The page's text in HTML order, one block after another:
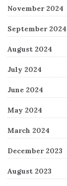
November 2024
September 2024
August 2024
July 2024
June 2024
May 2024
March 2024
December 2023
August 2023